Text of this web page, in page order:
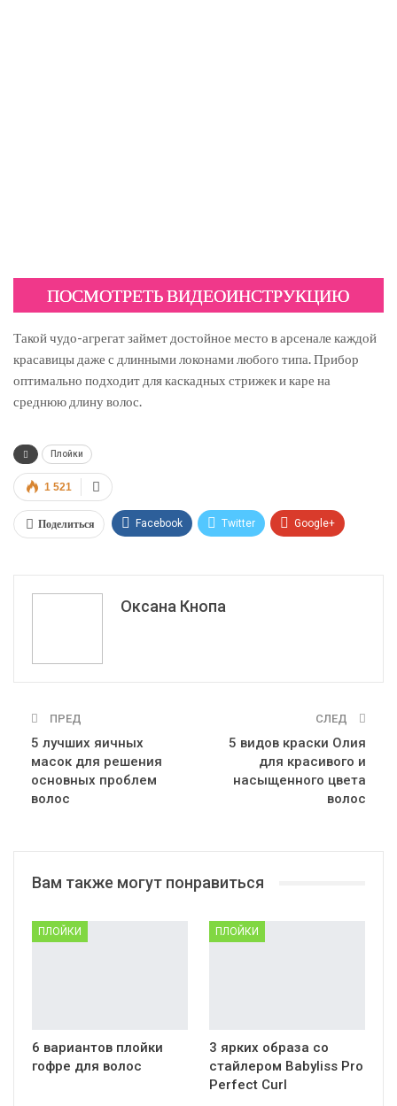
ПОСМОТРЕТЬ ВИДЕОИНСТРУКЦИЮ
Такой чудо-агрегат займет достойное место в арсенале каждой
красавицы даже с длинными локонами любого типа. Прибор
оптимально подходит для каскадных стрижек и каре на
среднюю длину волос.
Плойки
1 521
Поделиться Facebook Twitter Google+
Эл. адрес
Оксана Кнопа
ПРЕД
5 лучших яичных
масок для решения
основных проблем
волос
СЛЕД
5 видов краски Олия
для красивого и
насыщенного цвета
волос
Вам также могут понравиться
ПЛОЙКИ
6 вариантов плойки
гофре для волос
ПЛОЙКИ
3 ярких образа со
стайлером Babyliss Pro
Perfect Curl